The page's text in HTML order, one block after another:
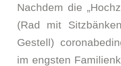
Nachdem die
(Rad mit
Gestell)
im engsten